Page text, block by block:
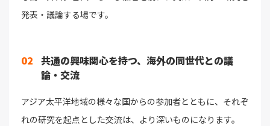
発表・議論する場です。
02 共通の興味関心を持つ、海外の同世代との議
論・交流
アジア太平洋地域の様々な国からの参加者とともに、それぞ
れの研究を起点とした交流は、より深いものになります。